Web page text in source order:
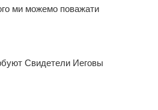
ми можемо поважати
Свидетели Иеговы